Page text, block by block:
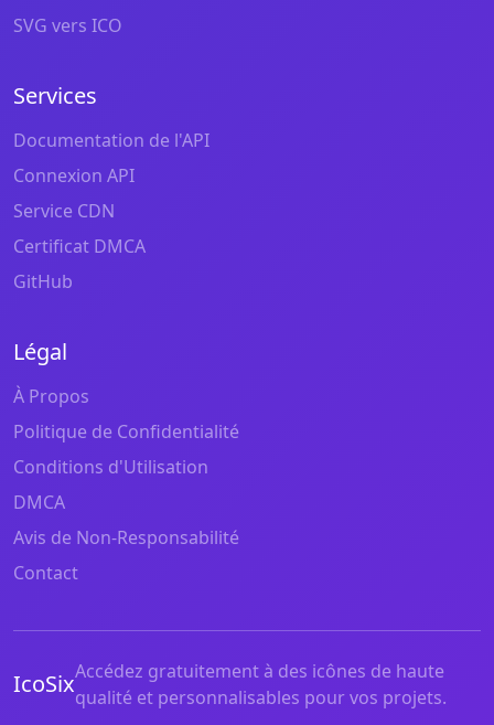
SVG vers ICO
Services
Documentation de l'API
Connexion API
Service CDN
Certificat DMCA
GitHub
Légal
À Propos
Politique de Confidentialité
Conditions d'Utilisation
DMCA
Avis de Non-Responsabilité
Contact
IcoSixAccédez gratuitement à des icônes de haute
qualité et personnalisables pour vos projets.